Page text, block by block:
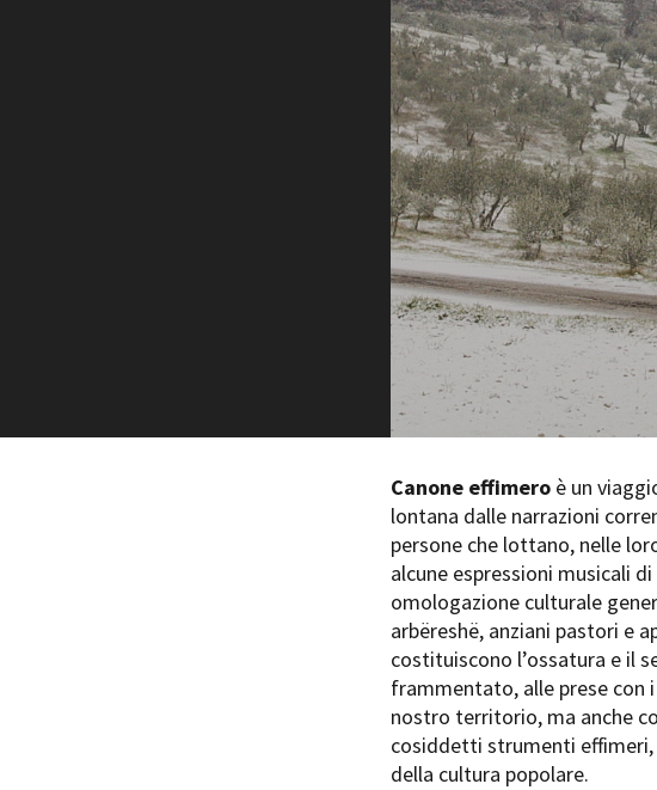
Sala Paolo Tenna
FILM FUNDS
Piemonte Film Tv Fund
Piemonte Film Tv Development Fund
Piemonte Doc Film Fund
Short Film Fund
Amministrazione trasparente Bandi e gare
Canone effimeroè un
lontana dalle narrazioni
persone che lottano, nelle
alcune espressioni musicali
omologazione culturale
arbëreshë, anziani pastori e
costituiscono l’ossatura e il
frammentato, alle prese con
nostro territorio, ma anche
cosiddetti strumenti
della cultura popolare.